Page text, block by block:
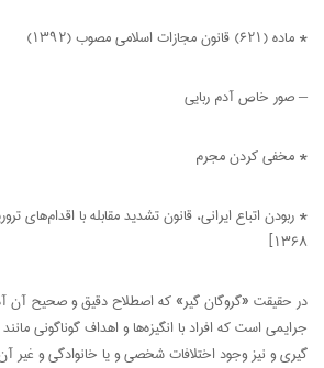
* ماده (۶۲۱) قانون مجازات اسلامی مصوب (۱۳۹۲)
– صور خاص آدم ربایی
* مخفی کردن مجرم
* ربودن اتباع ایرانی، قانون تشدید مقابله با اقدام‌های
۱۳۶۸]
در حقیقت «گروگان گیر» که اصطلاح دقیق و صحیح آن
جرایمی است که افراد با انگیزه‌ها و اهداف گوناگونی
گیری و نیز وجود اختلافات شخصی و یا خانوادگی و غیر